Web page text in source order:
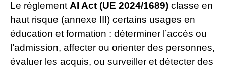
Le règlement AI Act (UE 2024/1689) classe en
haut risque (annexe III) certains usages en
éducation et formation : déterminer l’accès ou
l’admission, affecter ou orienter des personnes,
évaluer les acquis, ou surveiller et détecter des